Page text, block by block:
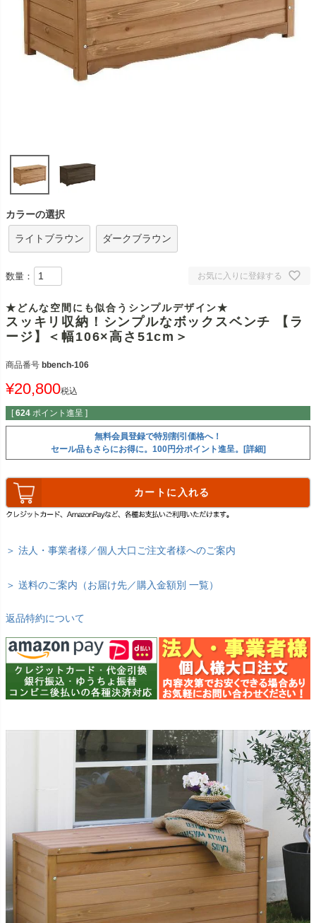
カラーの選択
ライトブラウン ダークブラウン
お気に入りに登録する
数量：
★どんな空間にも似合うシンプルデザイン★
スッキリ収納！シンプルなボックスベンチ 【ラ
ージ】＜幅106×高さ51cm＞
商品番号 bbench-106
¥20,800税込
[ 624 ポイント進呈 ]
無料会員登録で特別割引価格へ！
セール品もさらにお得に。100円分ポイント進呈。[詳細]
カートに入れる
＞ 法人・事業者様／個人大口ご注文者様へのご案内
＞ 送料のご案内（お届け先／購入金額別 一覧）
返品特約について